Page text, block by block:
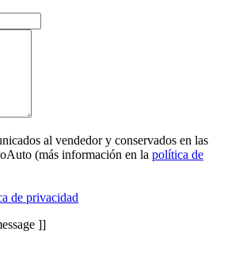
al vendedor y conservados en las
(más información en la política de
de privacidad
]]